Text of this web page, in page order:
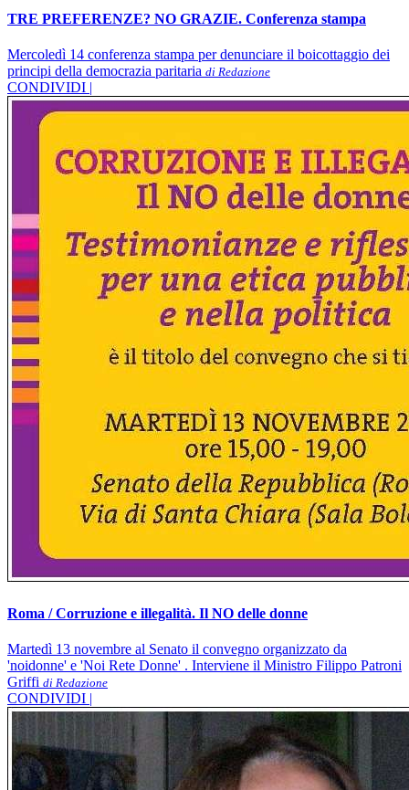
TRE PREFERENZE? NO GRAZIE. Conferenza stampa
Mercoledì 14 conferenza stampa per denunciare il boicottaggio dei
principi della democrazia paritaria di Redazione
CONDIVIDI |
Roma / Corruzione e illegalità. Il NO delle donne
Martedì 13 novembre al Senato il convegno organizzato da
'noidonne' e 'Noi Rete Donne' . Interviene il Ministro Filippo Patroni
Griffi di Redazione
CONDIVIDI |